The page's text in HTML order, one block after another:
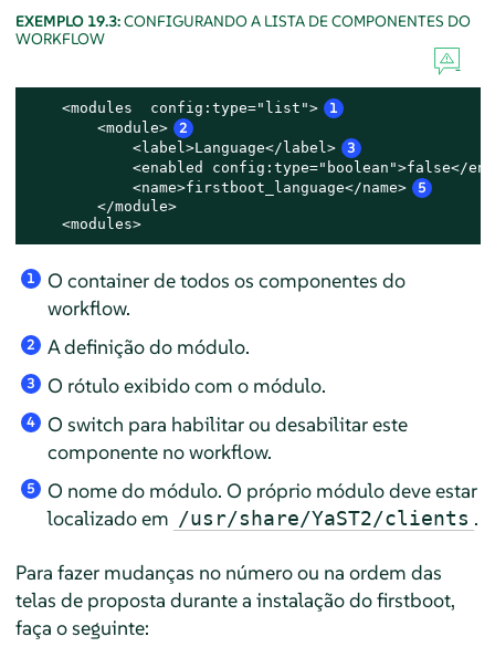
EXEMPLO 19.3:CONFIGURANDO A LISTA DE COMPONENTES DO
WORKFLOW
    <modules  config:type="list">
1
        <module>
2
            <label>Language</label>
3
<enabled config:type="boolean">false</
            <name>firstboot_language</name>
5
        </module>
    <modules>
1
O container de todos os componentes do
workflow.
2 A definição do módulo.
3 O rótulo exibido com o módulo.
4
O switch para habilitar ou desabilitar este
componente no workflow.
5
O nome do módulo. O próprio módulo deve estar
localizado em /usr/share/YaST2/clients .
Para fazer mudanças no número ou na ordem das
telas de proposta durante a instalação do firstboot,
faça o seguinte: